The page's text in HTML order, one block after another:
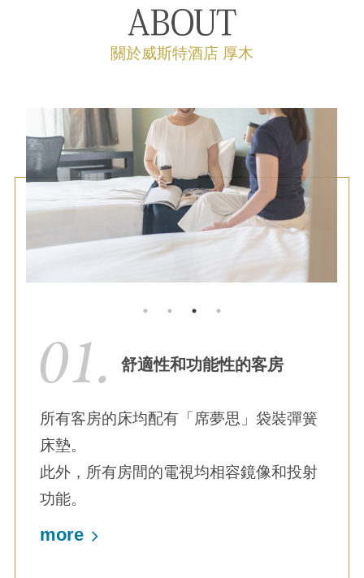
關於威斯特酒店 厚木
舒適性和功能性的客房
所有客房的床均配有「席夢思」袋裝彈簧
床墊。
此外，所有房間的電視均相容鏡像和投射
功能。
more